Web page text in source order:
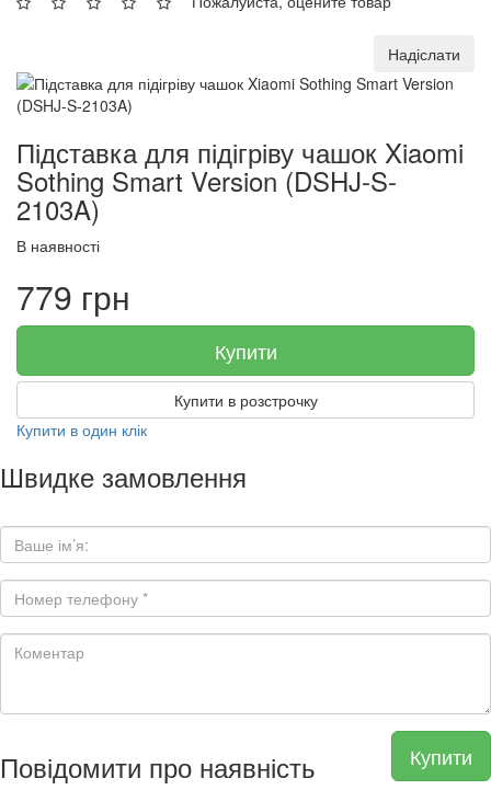
Надіслати
Підставка для підігріву чашок Xiaomi
Sothing Smart Version (DSHJ-S-
2103A)
В наявності
779 грн
Купити
Купити в розстрочку
Купити в один клік
Швидке замовлення
Купити
Повідомити про наявність